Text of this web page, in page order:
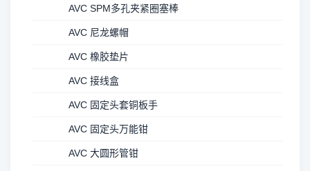
AVC SPM多孔夹紧圈塞棒
AVC 尼龙螺帽
AVC 橡胶垫片
AVC 接线盒
AVC 固定头套铜板手
AVC 固定头万能钳
AVC 大圆形管钳